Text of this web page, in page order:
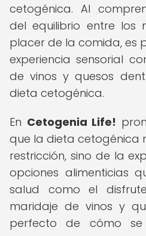
cetogénica. Al
del equilibrio entre los
placer de la comida, es
experiencia sensorial
de vinos y quesos
dieta cetogénica.
En Cetogenia Life!
que la dieta cetogénica
restricción, sino de la
opciones alimenticias
salud como el
maridaje de vinos y
perfecto de cómo